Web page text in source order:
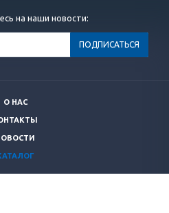
на наши новости:
О НАС